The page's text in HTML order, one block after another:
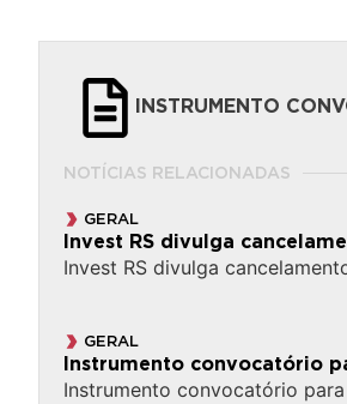
INSTRUMENTO
NOTÍCIAS RELACIONADAS
GERAL
Invest RS divulga
Invest RS divulga
GERAL
Instrumento convocatório
Instrumento convocatório